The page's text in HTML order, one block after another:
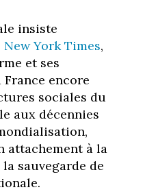
insiste
New York Times,
et ses
France encore
sociales du
aux décennies
attachement à la
sauvegarde de